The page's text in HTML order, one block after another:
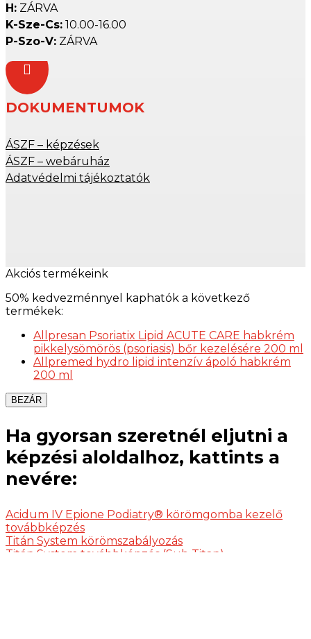
H: ZÁRVA
K-Sze-Cs: 10.00-16.00
P-Szo-V: ZÁRVA

DOKUMENTUMOK
ÁSZF – képzések
ÁSZF – webáruház
Adatvédelmi tájékoztatók
Akciós termékeink
50% kedvezménnyel kaphatók a következő
termékek:
Allpresan Psoriatix Lipid ACUTE CARE habkrém
pikkelysömörös (psoriasis) bőr kezelésére 200 ml
Allpremed hydro lipid intenzív ápoló habkrém
200 ml
BEZÁR
Ha gyorsan szeretnél eljutni a
képzési aloldalhoz, kattints a
nevére:
Acidum IV Epione Podiatry® körömgomba kezelő
továbbképzés
Titán System körömszabályozás
Titán System továbbképzés (Sub Titan)